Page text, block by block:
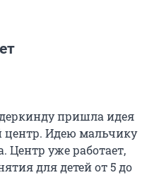
пришла идея
центр. Идею мальчику
Центр уже работает,
для детей от 5 до